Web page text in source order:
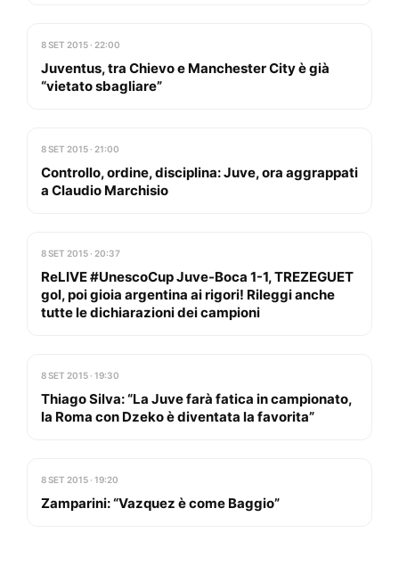
8 SET 2015 · 22:00
Juventus, tra Chievo e Manchester City è già
“vietato sbagliare”
8 SET 2015 · 21:00
Controllo, ordine, disciplina: Juve, ora aggrappati
a Claudio Marchisio
8 SET 2015 · 20:37
ReLIVE #UnescoCup Juve-Boca 1-1, TREZEGUET
gol, poi gioia argentina ai rigori! Rileggi anche
tutte le dichiarazioni dei campioni
8 SET 2015 · 19:30
Thiago Silva: “La Juve farà fatica in campionato,
la Roma con Dzeko è diventata la favorita”
8 SET 2015 · 19:20
Zamparini: “Vazquez è come Baggio”